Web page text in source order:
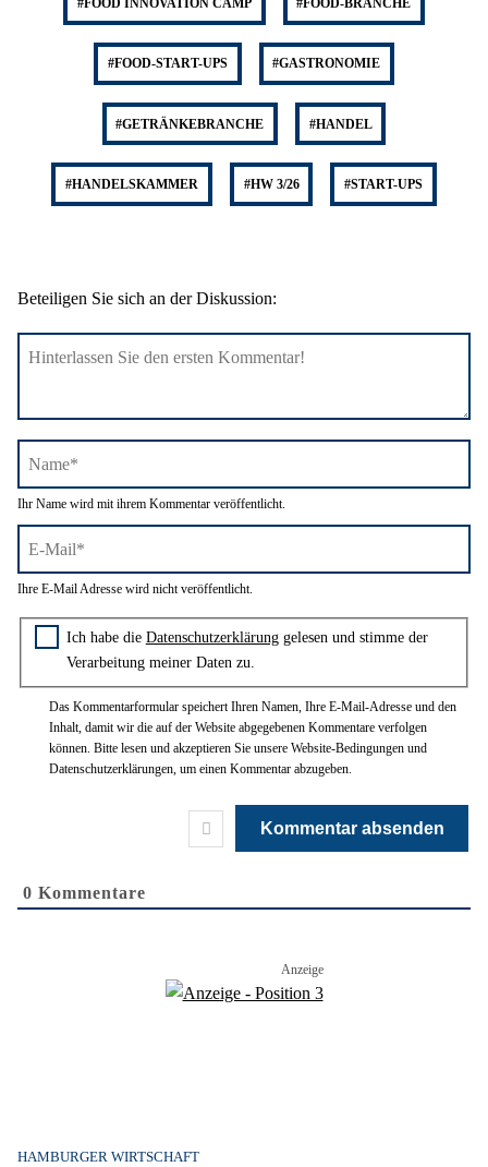
#FOOD INNOVATION CAMP #FOOD-BRANCHE
#FOOD-START-UPS #GASTRONOMIE
#GETRÄNKEBRANCHE #HANDEL
#HANDELSKAMMER #HW 3/26 #START-UPS
Beteiligen Sie sich an der Diskussion:
Name*
Ihr Name wird mit ihrem Kommentar veröffentlicht.
E-
Mail*
Ihre E-Mail Adresse wird nicht veröffentlicht.
Zustimmung zur Datenschutzerklärung
Ich habe die Datenschutzerklärunggelesen und stimme der
Verarbeitung meiner Daten zu.
Das Kommentarformular speichert Ihren Namen, Ihre E-Mail-Adresse und den
Inhalt, damit wir die auf der Website abgegebenen Kommentare verfolgen
können. Bitte lesen und akzeptieren Sie unsere Website-Bedingungen und
Datenschutzerklärungen, um einen Kommentar abzugeben.
0 Kommentare
HAMBURGER WIRTSCHAFT